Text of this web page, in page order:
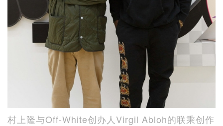
村上隆与Off-White创办人Virgil Abloh的联乘创作